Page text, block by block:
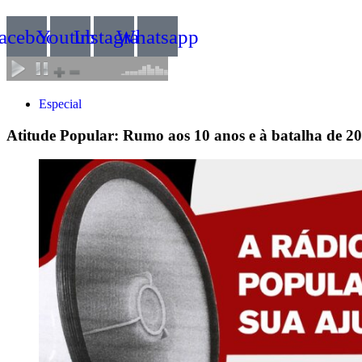
YoutubeInstagramWhatsapp
Especial
Atitude Popular: Rumo aos 10 anos e à batalha de